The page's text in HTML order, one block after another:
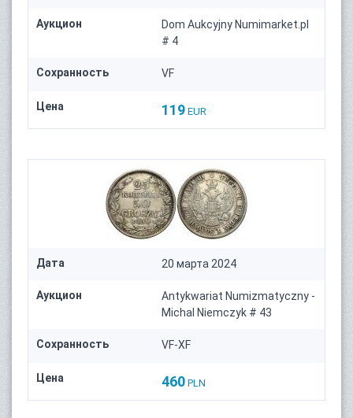
Аукцион
Dom Aukcyjny Numimarket.pl
# 4
Сохранность VF
Цена 119 EUR
Дата 20 марта 2024
Аукцион
Antykwariat Numizmatyczny -
Michal Niemczyk # 43
Сохранность VF-XF
Цена 460 PLN